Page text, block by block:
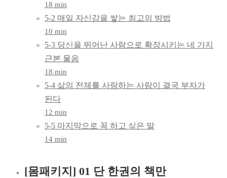
18 min
5-2 매일 자신감을 쌓는 최고의 방법
10 min
5-3 당신을 뛰어난 사람으로 확장시키는 네 가지
근본 물음
18 min
5-4 삶의 전체를 사랑하는 사람이 결국 부자가
된다
12 min
5-5 마지막으로 꼭 하고 싶은 말
14 min
[몸패키지] 01 단 한권의 책만